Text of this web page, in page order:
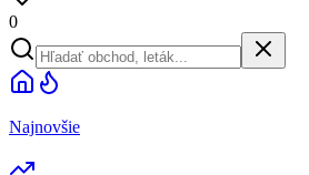
0
Najnovšie